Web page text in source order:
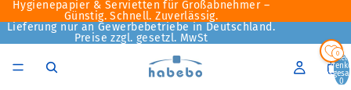
Hygienepapier & Servietten für Großabnehmer –
Günstig. Schnell. Zuverlässig.
Lieferung nur an Gewerbebetriebe in Deutschland.
Preise zzgl. gesetzl. MwSt
Artikel
0
0